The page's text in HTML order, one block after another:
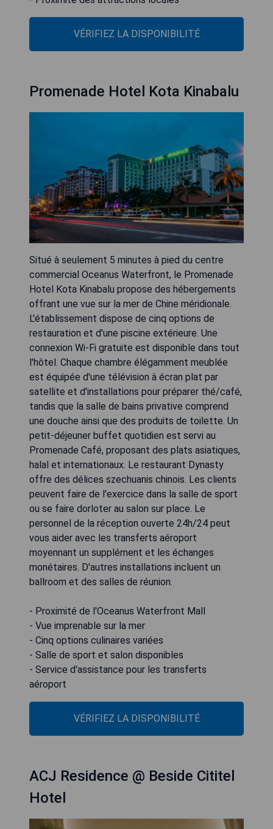
VÉRIFIEZ LA DISPONIBILITÉ
Promenade Hotel Kota Kinabalu
Situé à seulement 5 minutes à pied du centre
commercial Oceanus Waterfront, le Promenade
Hotel Kota Kinabalu propose des hébergements
offrant une vue sur la mer de Chine méridionale.
L'établissement dispose de cinq options de
restauration et d'une piscine extérieure. Une
connexion Wi-Fi gratuite est disponible dans tout
l'hôtel. Chaque chambre élégamment meublée
est équipée d'une télévision à écran plat par
satellite et d'installations pour préparer thé/café,
tandis que la salle de bains privative comprend
une douche ainsi que des produits de toilette. Un
petit-déjeuner buffet quotidien est servi au
Promenade Café, proposant des plats asiatiques,
halal et internationaux. Le restaurant Dynasty
offre des délices szechuanis chinois. Les clients
peuvent faire de l'exercice dans la salle de sport
ou se faire dorloter au salon sur place. Le
personnel de la réception ouverte 24h/24 peut
vous aider avec les transferts aéroport
moyennant un supplément et les échanges
monétaires. D'autres installations incluent un
ballroom et des salles de réunion.
- Proximité de l'Oceanus Waterfront Mall
- Vue imprenable sur la mer
- Cinq options culinaires variées
- Salle de sport et salon disponibles
- Service d'assistance pour les transferts
aéroport
VÉRIFIEZ LA DISPONIBILITÉ
ACJ Residence @ Beside Cititel
Hotel